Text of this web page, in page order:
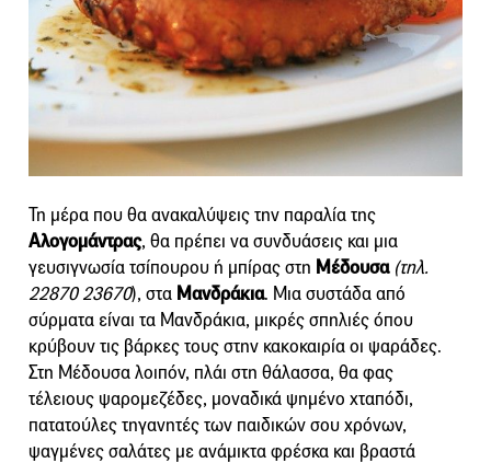
Τη μέρα που θα ανακαλύψεις την παραλία της
Αλογομάντρας, θα πρέπει να συνδυάσεις και μια
γευσιγνωσία τσίπουρου ή μπίρας στη Μέδουσα (τηλ.
22870 23670), στα Μανδράκια. Μια συστάδα από
σύρματα είναι τα Μανδράκια, μικρές σπηλιές όπου
κρύβουν τις βάρκες τους στην κακοκαιρία οι ψαράδες.
Στη Μέδουσα λοιπόν, πλάι στη θάλασσα, θα φας
τέλειους ψαρομεζέδες, μοναδικά ψημένο χταπόδι,
πατατούλες τηγανητές των παιδικών σου χρόνων,
ψαγμένες σαλάτες με ανάμικτα φρέσκα και βραστά